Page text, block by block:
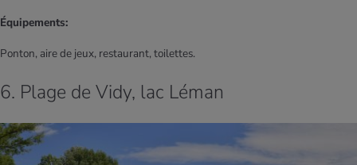
Équipements:
Ponton, aire de jeux, restaurant, toilettes.
6. Plage de Vidy, lac Léman